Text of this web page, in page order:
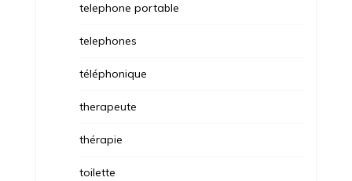
telephone portable
telephones
téléphonique
therapeute
thérapie
toilette